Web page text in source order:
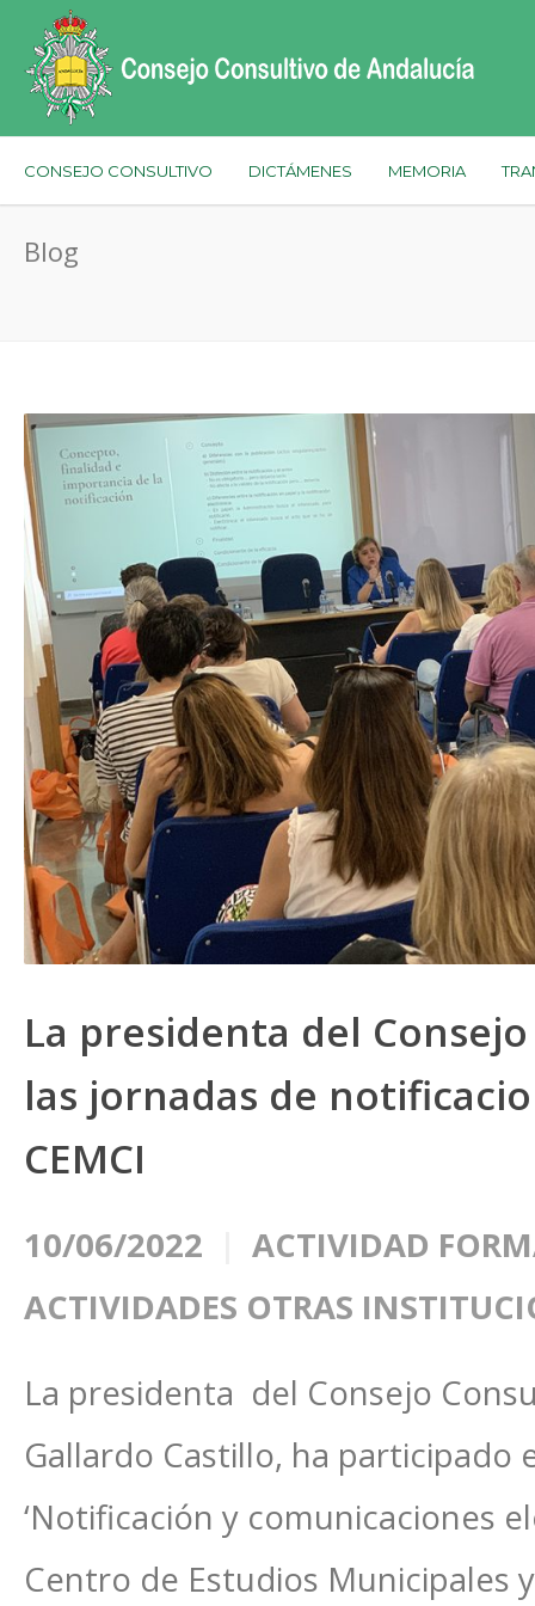
CONSEJO CONSULTIVO DICTÁMENES MEMORIA
Blog
La presidenta del
las jornadas de
CEMCI
10/06/2022
ACTIVIDAD
ACTIVIDADES OTRAS
La presidenta del Consejo
Gallardo Castillo, ha participado
‘Notificación y comunicaciones
Centro de Estudios Municipales